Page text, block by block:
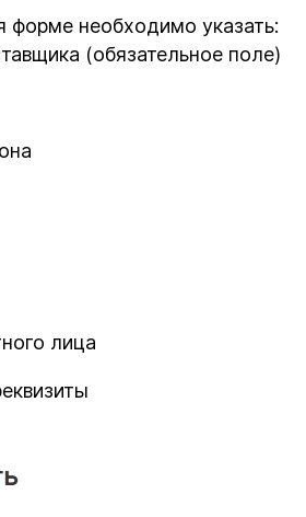
форме необходимо указать:
(обязательное поле)
лица